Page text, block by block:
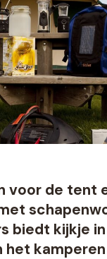
voor de tent
biedt kijkje
het kamperen